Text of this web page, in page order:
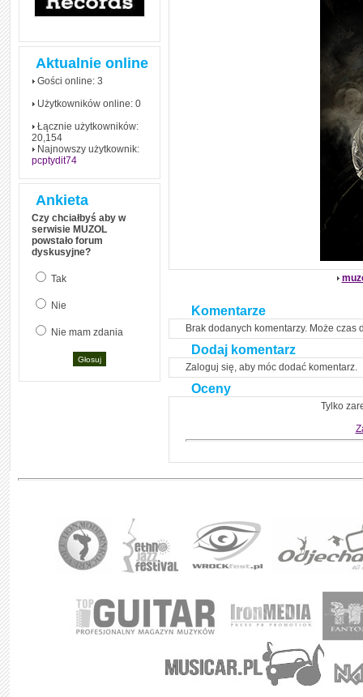
Jak zacząć czytać
Aktualnie online
Gości online: 3
Użytkowników online: 0
Łącznie użytkowników:
20,154
Najnowszy użytkownik:
pcptydit74
Ankieta
Czy chciałbyś aby w
serwisie MUZOL
powstało forum
dyskusyjne?
Tak
Nie
Nie mam zdania
Komentarze
Brak dodanych komentarzy. Może czas
Dodaj komentarz
Zaloguj się, aby móc dodać komentarz.
Oceny
Tylko